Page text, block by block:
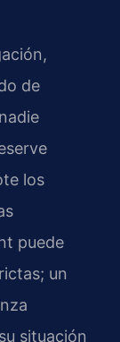
de
los
puede
un
situación